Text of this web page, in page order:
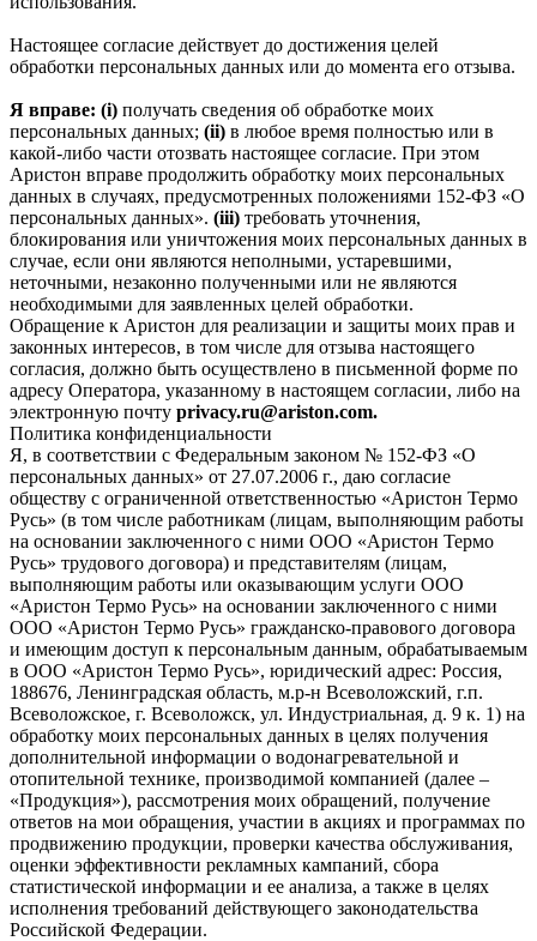
Настоящее согласие действует до достижения целей
обработки персональных данных или до момента его отзыва.
Я вправе: (i) получать сведения об обработке моих
персональных данных; (ii) в любое время полностью или в
какой-либо части отозвать настоящее согласие. При этом
Аристон вправе продолжить обработку моих персональных
данных в случаях, предусмотренных положениями 152-ФЗ «О
персональных данных». (iii) требовать уточнения,
блокирования или уничтожения моих персональных данных в
случае, если они являются неполными, устаревшими,
неточными, незаконно полученными или не являются
необходимыми для заявленных целей обработки.
Обращение к Аристон для реализации и защиты моих прав и
законных интересов, в том числе для отзыва настоящего
согласия, должно быть осуществлено в письменной форме по
адресу Оператора, указанному в настоящем согласии, либо на
электронную почту privacy.ru@ariston.com.
Политика конфиденциальности
Я, в соответствии с Федеральным законом № 152-ФЗ «О
персональных данных» от 27.07.2006 г., даю согласие
обществу с ограниченной ответственностью «Аристон Термо
Русь» (в том числе работникам (лицам, выполняющим работы
на основании заключенного с ними ООО «Аристон Термо
Русь» трудового договора) и представителям (лицам,
выполняющим работы или оказывающим услуги ООО
«Аристон Термо Русь» на основании заключенного с ними
ООО «Аристон Термо Русь» гражданско-правового договора
и имеющим доступ к персональным данным, обрабатываемым
в ООО «Аристон Термо Русь», юридический адрес: Россия,
188676, Ленинградская область, м.р-н Всеволожский, г.п.
Всеволожское, г. Всеволожск, ул. Индустриальная, д. 9 к. 1) на
обработку моих персональных данных в целях получения
дополнительной информации о водонагревательной и
отопительной технике, производимой компанией (далее –
«Продукция»), рассмотрения моих обращений, получение
ответов на мои обращения, участии в акциях и программах по
продвижению продукции, проверки качества обслуживания,
оценки эффективности рекламных кампаний, сбора
статистической информации и ее анализа, а также в целях
исполнения требований действующего законодательства
Российской Федерации.